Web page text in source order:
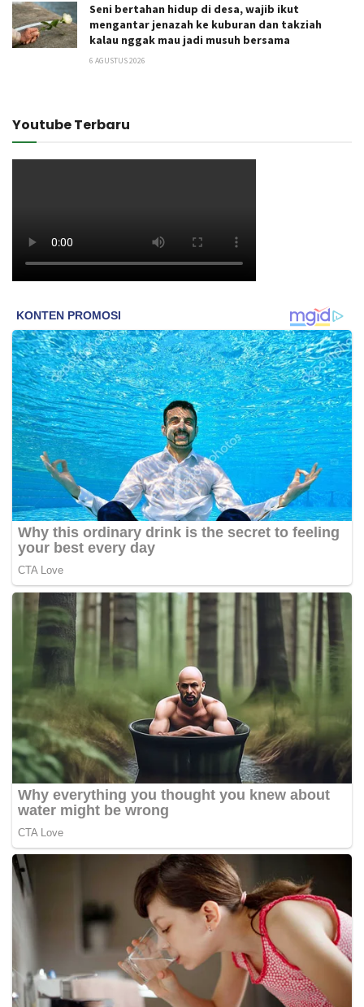
Seni bertahan hidup di desa, wajib ikut
mengantar jenazah ke kuburan dan takziah
kalau nggak mau jadi musuh bersama
6 AGUSTUS 2026
Youtube Terbaru